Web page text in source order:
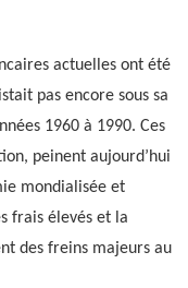
actuelles ont été
pas encore sous sa
1960 à 1990. Ces
peinent aujourd’hui
mondialisée et
frais élevés et la
des freins majeurs au